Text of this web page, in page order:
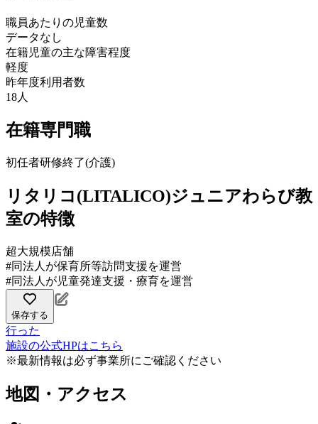
職員あたりの児童数
データなし
在籍児童の主な障害程度
軽度
昨年度利用者数
18人
在籍専門職
初任者研修終了(介護)
リタリコ(LITALICO)ジュニアわらび教
室の特徴
超大規模店舗
#同法人が保育所等訪問支援を運営
#同法人が児童発達支援・療育を運営
保存する
行った
施設の公式HPはこちら
※最新情報は必ず事業所にご確認ください
地図・アクセス